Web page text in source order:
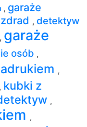
, garaże
, detektyw
, garaże
osób ,
,
, kubki z
,
,